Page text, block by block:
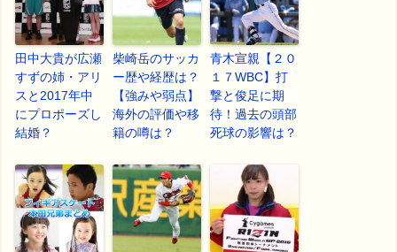
田中大貴が広瀬
すずの姉・アリ
スと2017年中
にプロポーズし
結婚？
柴崎岳のサッカ
ー歴や経歴は？
【強みや弱点】
海外の評価や移
籍の噂は？
青木宣親【２０
１７WBC】打
撃と俊足に期
待！過去の頭部
死球の影響は？